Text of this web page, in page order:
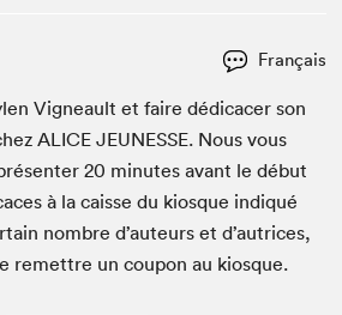
Français
Vigneault et faire dédi­cac­er son
ALICE JEUNESSE. Nous vous
20 min­utes avant le début
à la caisse du kiosque indiqué
nom­bre d’auteurs et d’autrices,
remet­tre un coupon au kiosque.